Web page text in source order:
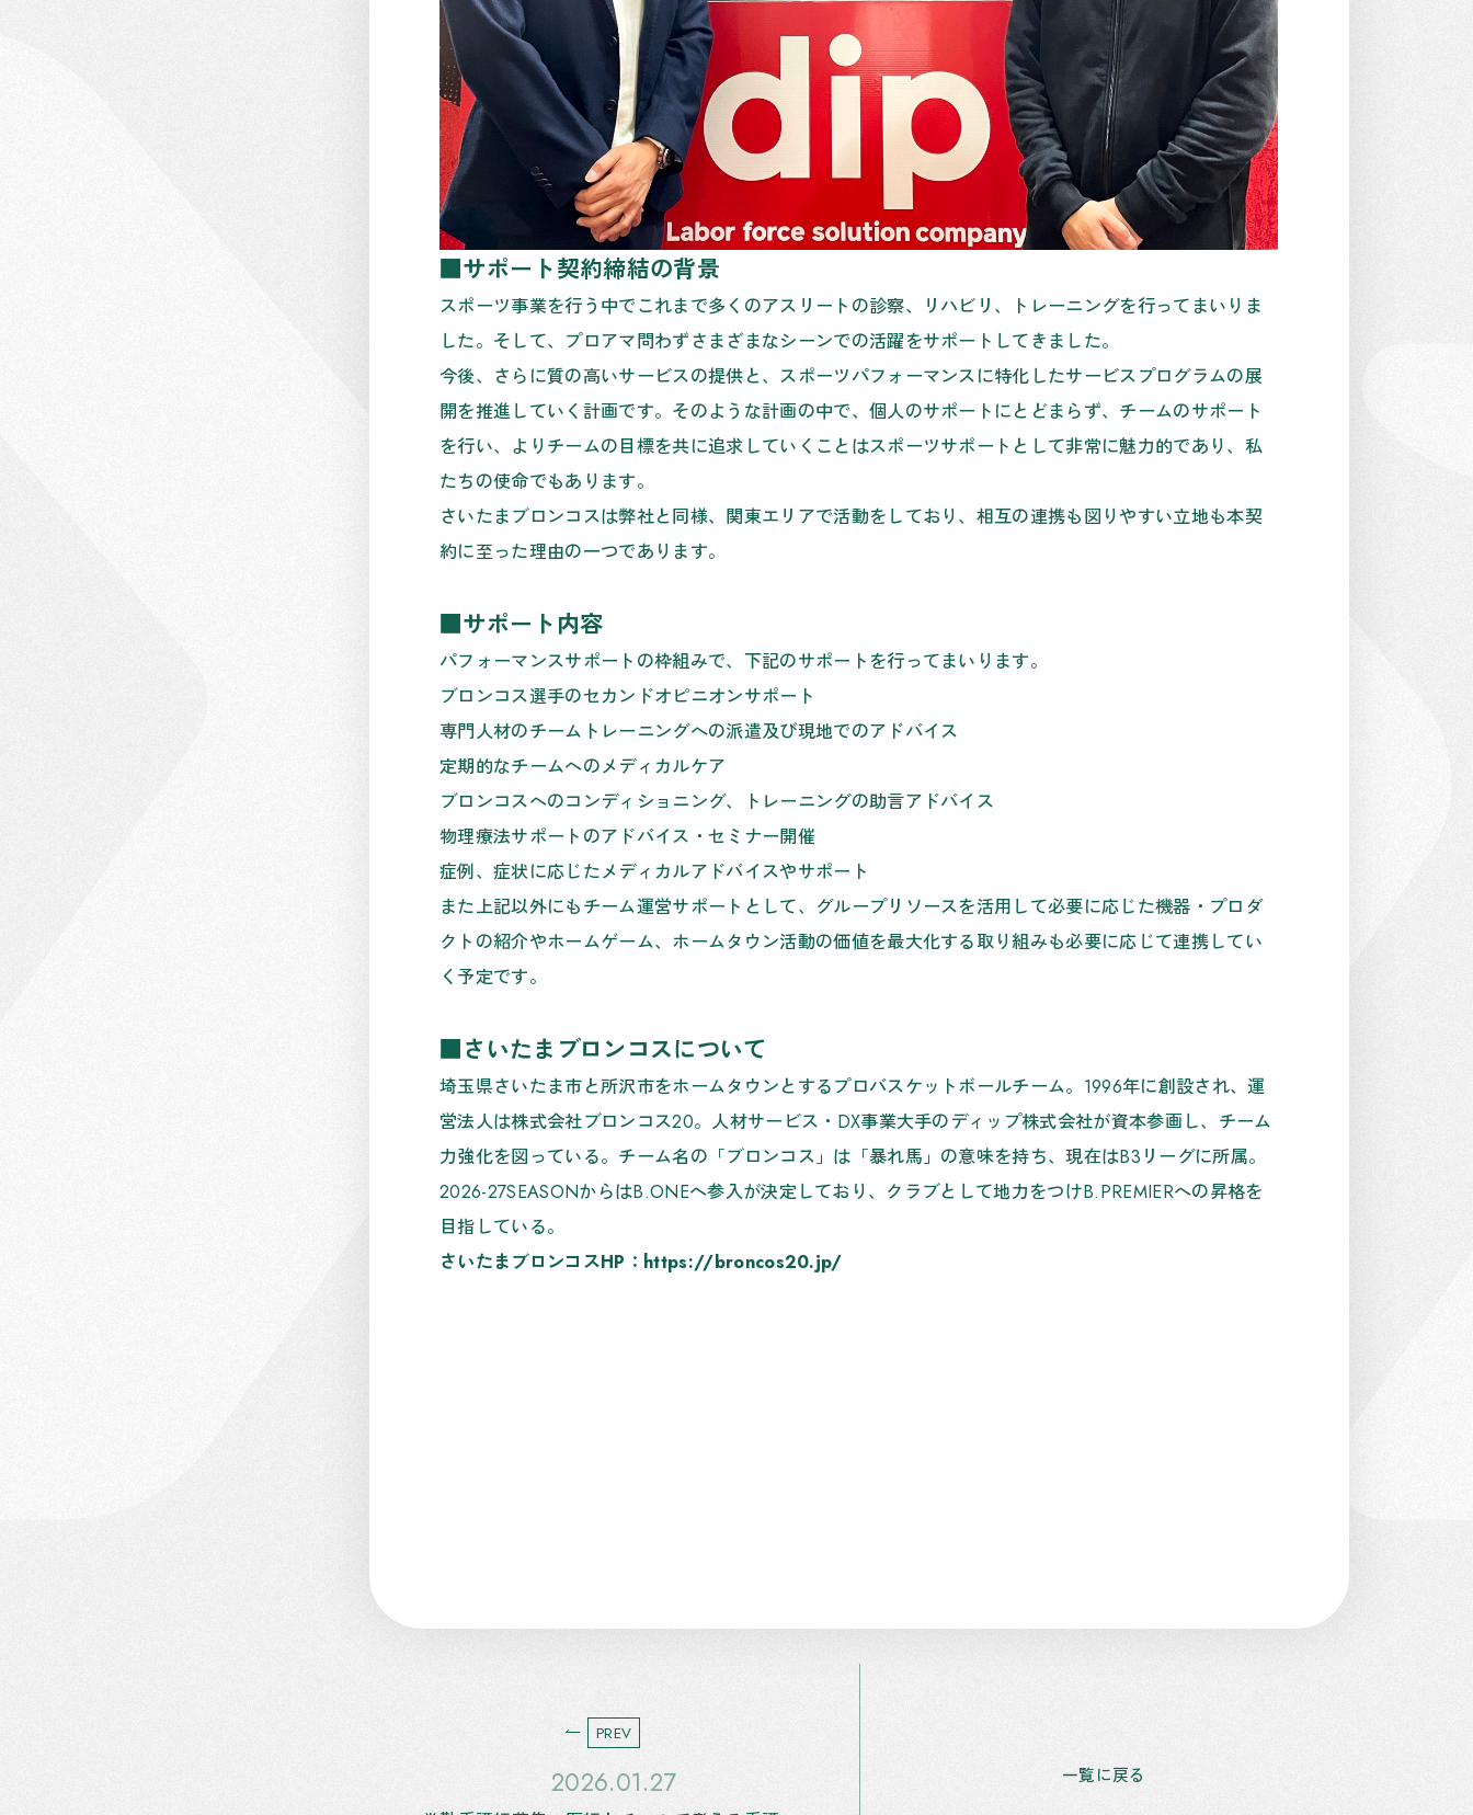
■サポート契約締結の背景
スポーツ事業を行う中でこれまで多くのアスリートの診察、リハビリ、トレーニングを行ってまいりま
した。そして、プロアマ問わずさまざまなシーンでの活躍をサポートしてきました。
今後、さらに質の高いサービスの提供と、スポーツパフォーマンスに特化したサービスプログラムの展
開を推進していく計画です。そのような計画の中で、個人のサポートにとどまらず、チームのサポート
を行い、よりチームの目標を共に追求していくことはスポーツサポートとして非常に魅力的であり、私
たちの使命でもあります。
さいたまブロンコスは弊社と同様、関東エリアで活動をしており、相互の連携も図りやすい立地も本契
約に至った理由の一つであります。
■サポート内容
パフォーマンスサポートの枠組みで、下記のサポートを行ってまいります。
ブロンコス選手のセカンドオピニオンサポート
専門人材のチームトレーニングへの派遣及び現地でのアドバイス
定期的なチームへのメディカルケア
ブロンコスへのコンディショニング、トレーニングの助言アドバイス
物理療法サポートのアドバイス・セミナー開催
症例、症状に応じたメディカルアドバイスやサポート
また上記以外にもチーム運営サポートとして、グループリソースを活用して必要に応じた機器・プロダ
クトの紹介やホームゲーム、ホームタウン活動の価値を最大化する取り組みも必要に応じて連携してい
く予定です。
■さいたまブロンコスについて
埼玉県さいたま市と所沢市をホームタウンとするプロバスケットボールチーム。1996年に創設され、運
営法人は株式会社ブロンコス20。人材サービス・DX事業大手のディップ株式会社が資本参画し、チーム
力強化を図っている。チーム名の「ブロンコス」は「暴れ馬」の意味を持ち、現在はB3リーグに所属。
2026-27SEASONからはB.ONEへ参入が決定しており、クラブとして地力をつけB.PREMIERへの昇格を
目指している。
さいたまブロンコスHP：https://broncos20.jp/
一覧に戻る
PREV
2026.01.27